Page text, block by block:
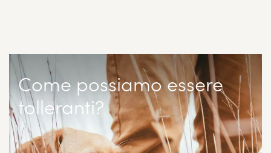
Come possiamo essere
tolleranti?